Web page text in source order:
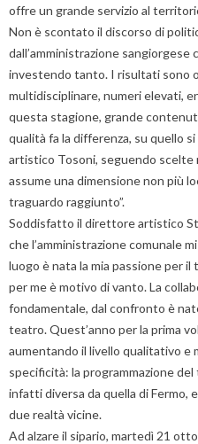
offre un grande servizio al
Non è scontato il discorso di
dall’amministrazione
investendo tanto. I risultati sono
multidisciplinare, numeri elevati,
questa stagione, grande
qualità fa la differenza, su quello
artistico Tosoni, seguendo
assume una dimensione non più
traguardo raggiunto”.
Soddisfatto il direttore artistico
che l’amministrazione comunale
luogo è nata la mia passione per
per me è motivo di vanto. La
fondamentale, dal confronto è
teatro. Quest’anno per la prima
aumentando il livello qualitativo e
specificità: la programmazione
infatti diversa da quella di Fermo,
due realtà vicine.
Ad alzare il sipario, martedì 21